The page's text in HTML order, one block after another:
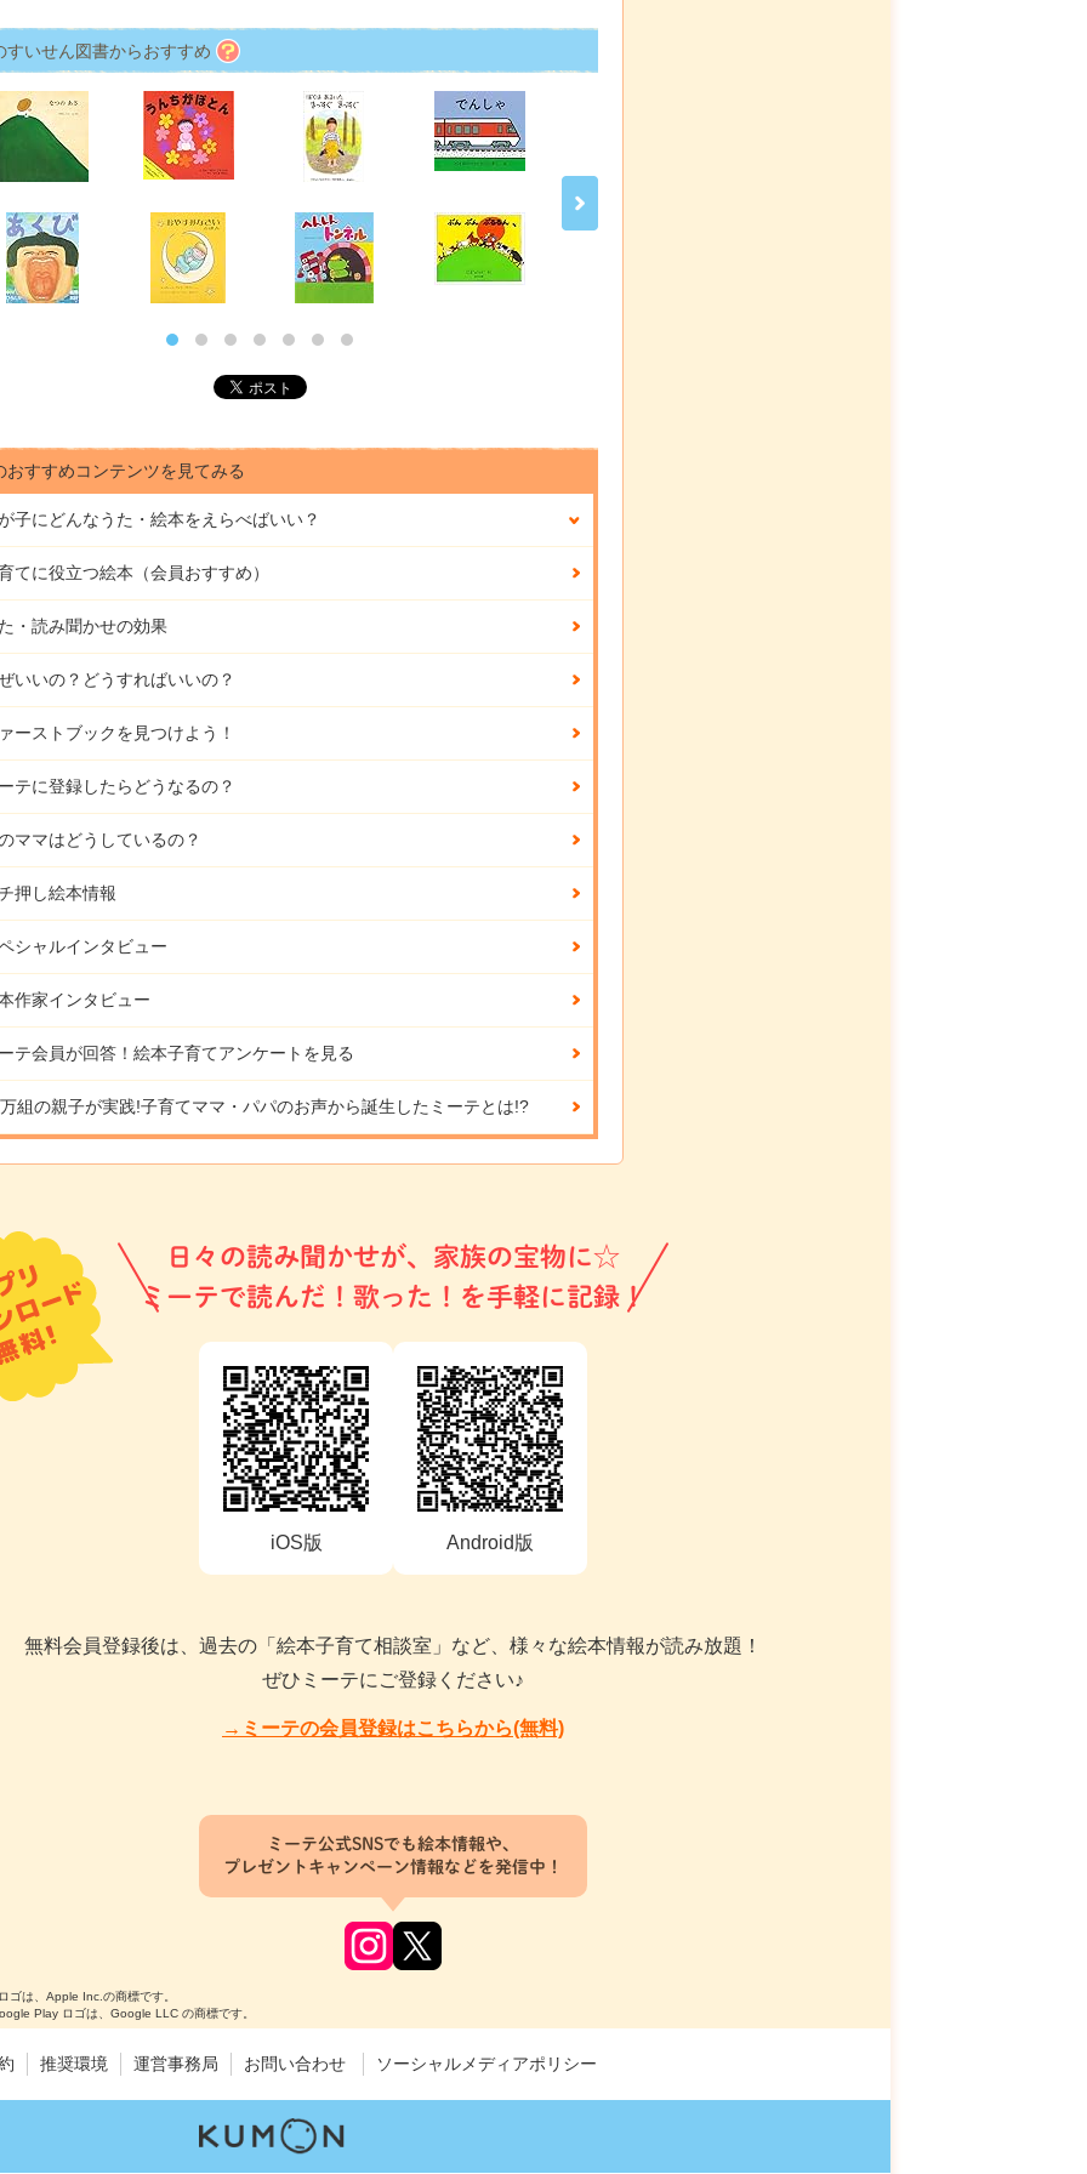
すいせん図書からおすすめ
おすすめコンテンツを見てみる
子にどんなうた・絵本をえらべばいい？
てに役立つ絵本（会員おすすめ）
・読み聞かせの効果
いいの？どうすればいいの？
ーストブックを見つけよう！
テに登録したらどうなるの？
ママはどうしているの？
押し絵本情報
シャルインタビュー
作家インタビュー
テ会員が回答！ 絵本子育てアンケートを見る
組の親子が実践!子育てママ・パパのお声から誕生したミーテとは!?
日々の読み聞かせが、家族の宝物に☆
ミーテで読んだ！歌った！を手軽に記録！
iOS版 Android版
無料会員登録後は、過去の「絵本子育て相談室」など、様々な絵本情報が読み放題！
ぜひミーテにご登録ください♪
→ミーテの会員登録はこちらから(無料)
ミーテ公式SNSでも絵本情報や、
プレゼントキャンペーン情報などを発信中！
は、Apple Inc.の商標です。
Play ロゴは、Google LLC の商標です。
推奨環境 運営事務局 お問い合わせ ソーシャルメディアポリシー